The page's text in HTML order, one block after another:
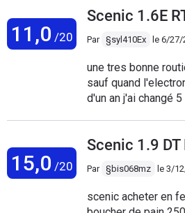
11,0 /20
Scenic 1.6E
Par §syl410Ex le 6/27/
une tres bonne
sauf quand
d'un an j'ai changé
mettait en marche
vous aviez volé la
qui monte a plus
d'un coup quand
15,0 /20
Scenic 1.9 DT
Par §bis068mz le 3/
scenic acheter en